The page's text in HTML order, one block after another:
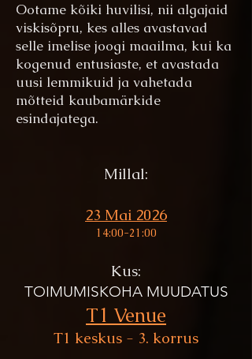
Ootame kõiki huvilisi, nii algajaid
viskisõpru, kes alles avastavad
selle imelise joogi maailma, kui ka
kogenud entusiaste, et avastada
uusi lemmikuid ja vahetada
mõtteid kaubamärkide
esindajatega.
Millal:
23 Mai 2026
14:00-21:00
Kus:
TOIMUMISKOHA MUUDATUS
T1 Venue
T1 keskus - 3. korrus